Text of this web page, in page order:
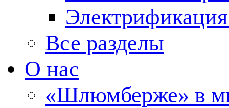
Все разделы
О нас
«Шлюмберже» в